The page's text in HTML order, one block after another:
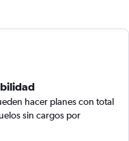
hacer planes con total
sin cargos por